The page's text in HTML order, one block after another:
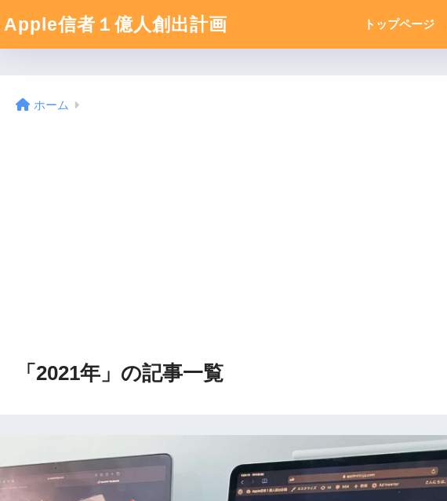
Apple信者１億人創出計画 トップページ
ホーム
「2021年」の記事一覧